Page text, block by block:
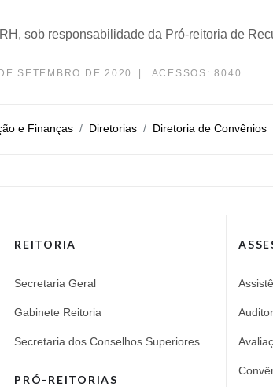
sob responsabilidade da Pró-reitoria de
SETEMBRO DE 2020 ACESSOS: 8040
e Finanças Diretorias Diretoria de Convênios
REITORIA
Secretaria Geral
Gabinete Reitoria
Secretaria dos Conselhos Superiores
PRÓ-REITORIAS